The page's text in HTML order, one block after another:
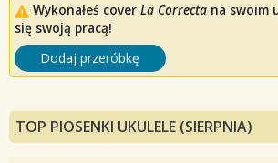
Wykonałeś cover La Correcta na swoim
się swoją pracą!
Dodaj przeróbkę
TOP PIOSENKI UKULELE (SIERPNIA)